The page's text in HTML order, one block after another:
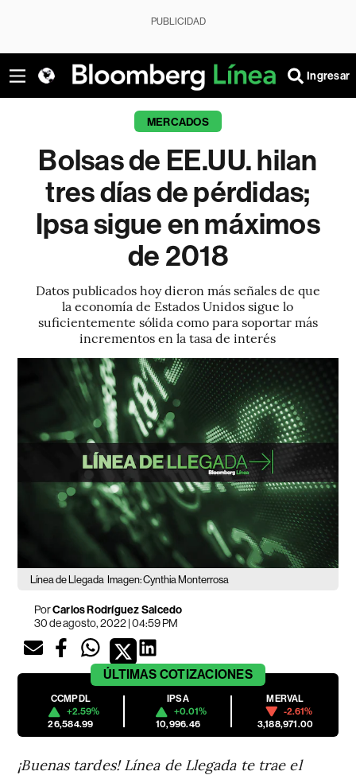
PUBLICIDAD
Ingresar
MERCADOS
Bolsas de EE.UU. hilan
tres días de pérdidas;
Ipsa sigue en máximos
de 2018
Datos publicados hoy dieron más señales de que
la economía de Estados Unidos sigue lo
suficientemente sólida como para soportar más
incrementos en la tasa de interés
Línea de Llegada Imagen: Cynthia Monterrosa
PorCarlos Rodríguez Salcedo
30 de agosto, 2022 | 04:59 PM
ÚLTIMAS COTIZACIONES
CCMPDL
+2.59%
26,584.99
IPSA
+0.01%
10,996.46
MERVAL
-2.61%
3,188,971.00
¡Buenas tardes! Línea de Llegada te trae el